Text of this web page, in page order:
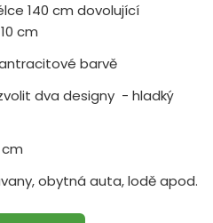
140 cm dovolující
cm
barvě
dva designy - hladký
obytná auta, lodě apod.